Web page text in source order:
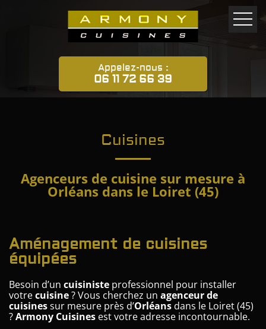
Appelez-nous :
06 11 72 66 39
Cuisines
Agenceurs de cuisine sur mesure à
Orléans dans le Loiret (45)
Aménagement de cuisines
équipées
Besoin d’un cuisiniste professionnel pour installer
votrecuisine? Vous cherchez un agenceur de
cuisinessur mesure près d’Orléans dans le Loiret (45)
?Armony Cuisines est votre adresse incontournable.